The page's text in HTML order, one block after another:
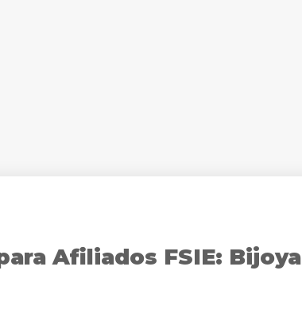
Afiliados FSIE: Bijoya